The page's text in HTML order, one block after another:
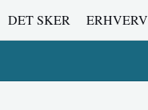
DET SKER ERHVERV